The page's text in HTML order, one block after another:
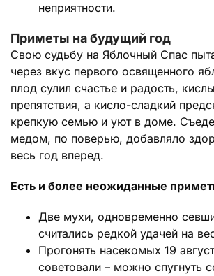
неприятности.
Приметы на будущий год
Свою судьбу на Яблочный Спас
через вкус первого освященного
плод сулил счастье и радость,
препятствия, а кисло-сладкий
крепкую семью и уют в доме.
медом, по поверью, добавляло
весь год вперед.
Есть и более неожиданные
Две мухи, одновременно
считались редкой удачей на
Прогонять насекомых 19
советовали – можно спугнуть